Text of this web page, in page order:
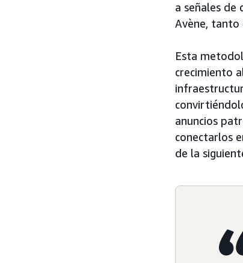
a señales de
Avène, tanto
Esta
crecimiento
anuncios
conectarlos
de la